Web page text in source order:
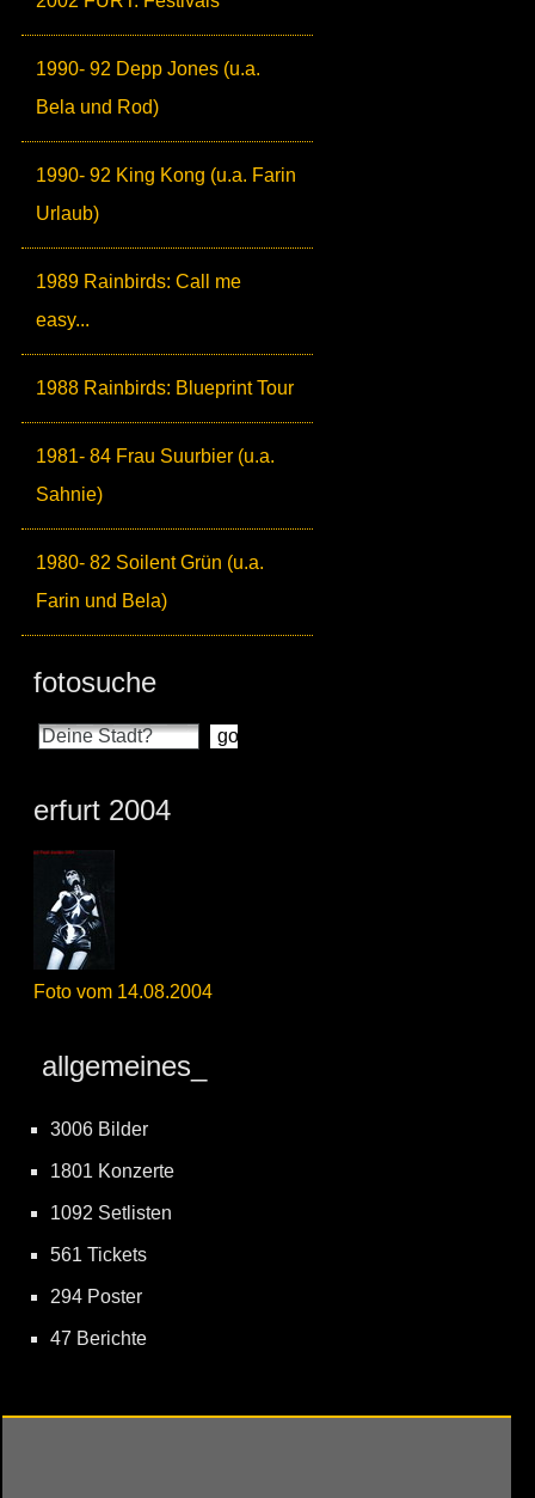
1990- 92 Depp Jones (u.a.
Bela und Rod)
1990- 92 King Kong (u.a. Farin
Urlaub)
1989 Rainbirds: Call me
easy...
1988 Rainbirds: Blueprint Tour
1981- 84 Frau Suurbier (u.a.
Sahnie)
1980- 82 Soilent Grün (u.a.
Farin und Bela)
fotosuche
erfurt 2004
Foto vom 14.08.2004
allgemeines_
3006 Bilder
1801 Konzerte
1092 Setlisten
561 Tickets
294 Poster
47 Berichte